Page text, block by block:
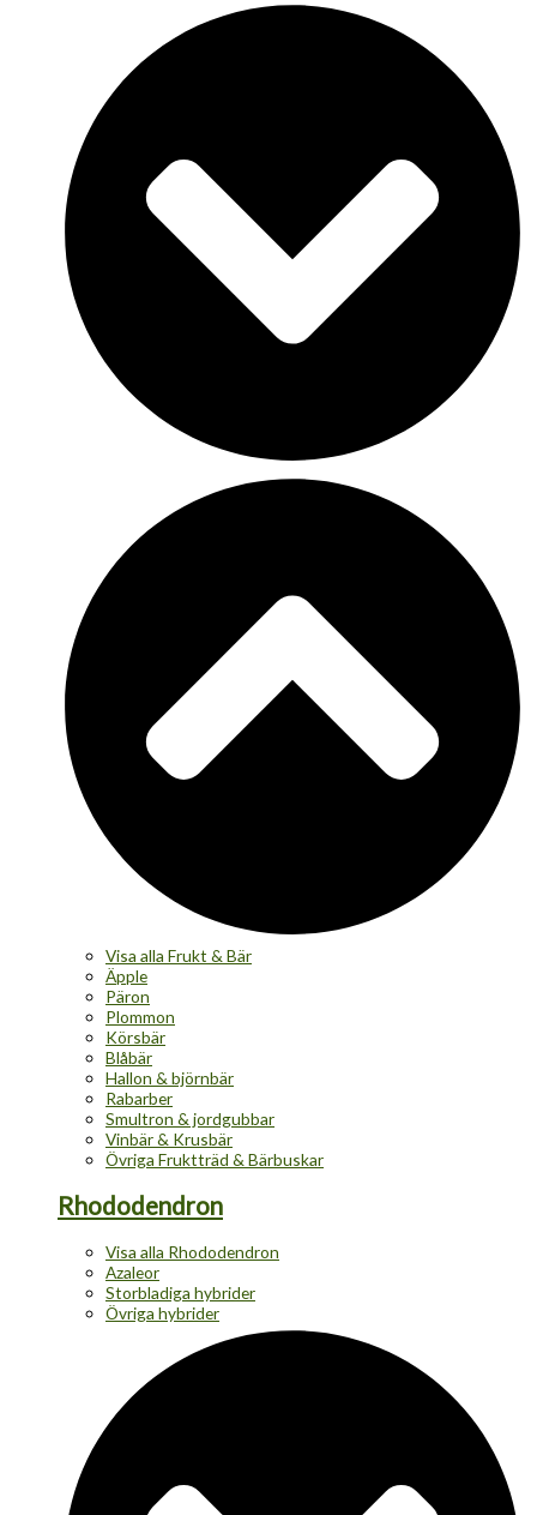
Visa alla Frukt & Bär
Äpple
Päron
Plommon
Körsbär
Blåbär
Hallon & björnbär
Rabarber
Smultron & jordgubbar
Vinbär & Krusbär
Övriga Fruktträd & Bärbuskar
Rhododendron
Visa alla Rhododendron
Azaleor
Storbladiga hybrider
Övriga hybrider